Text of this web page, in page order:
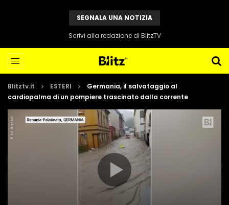
SEGNALA UNA NOTIZIA
Scrivi alla redazione di BlitzTV
Blitztv.it ESTERI
Germania, il salvataggio al
cardiopalma di un pompiere trascinato dalla corrente